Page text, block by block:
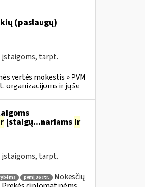
(paslaugų)
įstaigoms, tarpt.
vertės mokestis » PVM
organizacijoms ir jų še
įstaigų...nariams ir
įstaigoms, tarpt.
pvmį 36 str.
Mokesčių